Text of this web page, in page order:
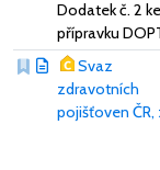
Dodatek č. 2
přípravku
Svaz
zdravotních
pojišťoven ČR,